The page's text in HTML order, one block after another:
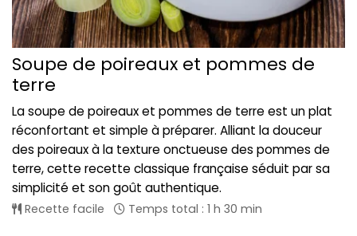
Soupe de poireaux et pommes de
terre
La soupe de poireaux et pommes de terre est un plat
réconfortant et simple à préparer. Alliant la douceur
des poireaux à la texture onctueuse des pommes de
terre, cette recette classique française séduit par sa
simplicité et son goût authentique.
Recette facile Temps total : 1 h 30 min